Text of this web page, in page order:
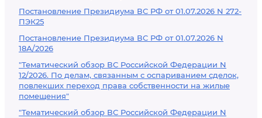
Постановление Президиума ВС РФ от 01.07.2026 N 272-
ПЭК25
Постановление Президиума ВС РФ от 01.07.2026 N
18А/2026
"Тематический обзор ВС Российской Федерации N
12/2026. По делам, связанным с оспариванием сделок,
повлекших переход права собственности на жилые
помещения"
"Тематический обзор ВС Российской Федерации N